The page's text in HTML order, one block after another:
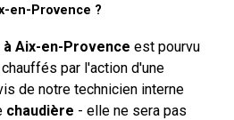
en-Provence ?
Aix-en-Provence est pourvu
chauffés par l'action d'une
de notre technicien interne
chaudière - elle ne sera pas